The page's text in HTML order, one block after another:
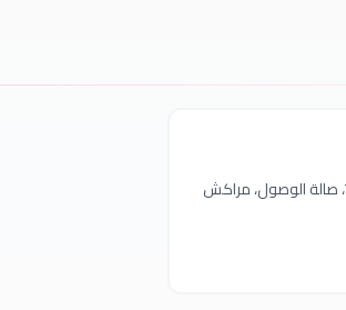
مطار مراكش-المنارة، المبنى T1، صالة الوصول، مراكش